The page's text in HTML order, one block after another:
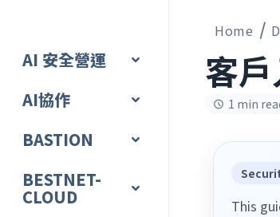
AI 安全營運
AI協作
BASTION
BESTNET-
CLOUD
Home
客
1 min
This